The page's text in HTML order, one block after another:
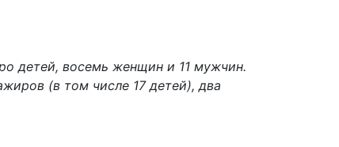
детей, восемь женщин и 11 мужчин.
(в том числе 17 детей), два